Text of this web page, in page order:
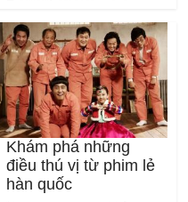
Khám phá những
điều thú vị từ phim lẻ
hàn quốc
January 17, 2023 0